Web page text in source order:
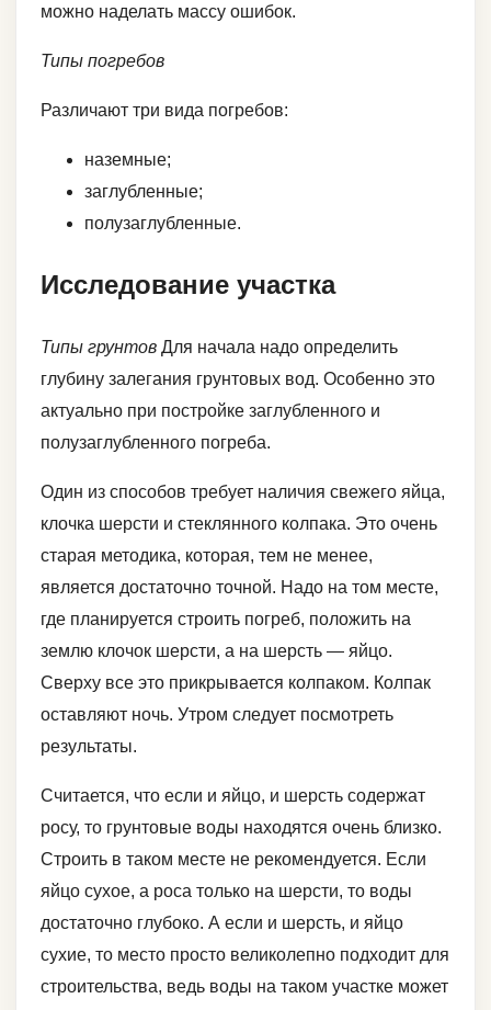
можно наделать массу ошибок.
Типы погребов
Различают три вида погребов:
наземные;
заглубленные;
полузаглубленные.
Исследование участка
Типы грунтов Для начала надо определить
глубину залегания грунтовых вод. Особенно это
актуально при постройке заглубленного и
полузаглубленного погреба.
Один из способов требует наличия свежего яйца,
клочка шерсти и стеклянного колпака. Это очень
старая методика, которая, тем не менее,
является достаточно точной. Надо на том месте,
где планируется строить погреб, положить на
землю клочок шерсти, а на шерсть — яйцо.
Сверху все это прикрывается колпаком. Колпак
оставляют ночь. Утром следует посмотреть
результаты.
Считается, что если и яйцо, и шерсть содержат
росу, то грунтовые воды находятся очень близко.
Строить в таком месте не рекомендуется. Если
яйцо сухое, а роса только на шерсти, то воды
достаточно глубоко. А если и шерсть, и яйцо
сухие, то место просто великолепно подходит для
строительства, ведь воды на таком участке может